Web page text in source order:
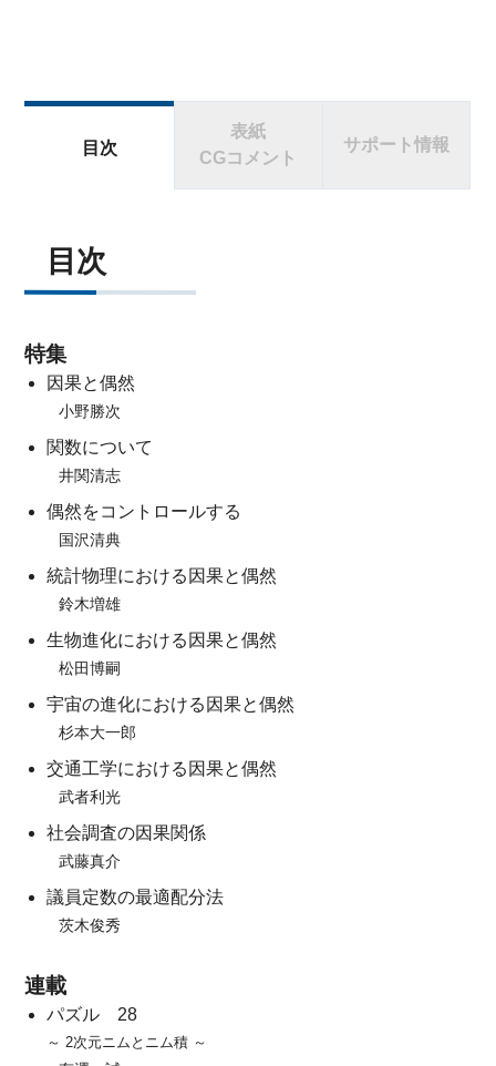
目次
表紙
CGコメント
サポート情報
目次
特集
因果と偶然
小野勝次
関数について
井関清志
偶然をコントロールする
国沢清典
統計物理における因果と偶然
鈴木増雄
生物進化における因果と偶然
松田博嗣
宇宙の進化における因果と偶然
杉本大一郎
交通工学における因果と偶然
武者利光
社会調査の因果関係
武藤真介
議員定数の最適配分法
茨木俊秀
連載
パズル 28
～ 2次元ニムとニム積 ～